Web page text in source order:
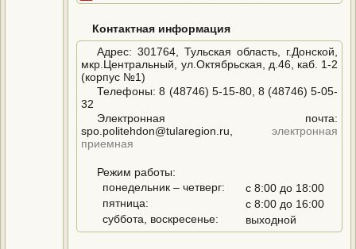
Контактная информация
Адрес: 301764, Тульская область, г.Донской,
мкр.Центральный, ул.Октябрьская, д.46, каб. 1-2
(корпус №1)
Телефоны: 8 (48746) 5-15-80, 8 (48746) 5-05-
32
Электронная почта:
spo.politehdon@tularegion.ru, электронная
приемная
Режим работы:
понедельник – четверг:
с 8:00 до 18:00
пятница:
с 8:00 до 16:00
суббота, воскресенье:
выходной